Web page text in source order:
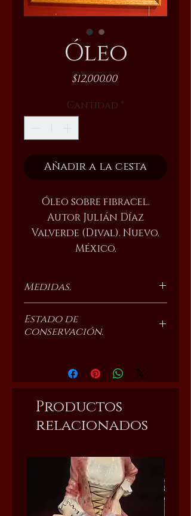
Óleo
$12,000.00Precio
Cantidad *
Añadir a la cesta
Óleo sobre fibracel.
Autor Julián Díaz
Valverde (Dival). Nuevo.
México.
Medidas.
Estado de
conservación.
Productos
relacionados